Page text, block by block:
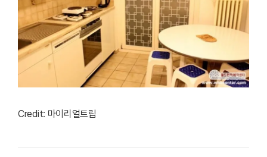
Credit: 마이리얼트립